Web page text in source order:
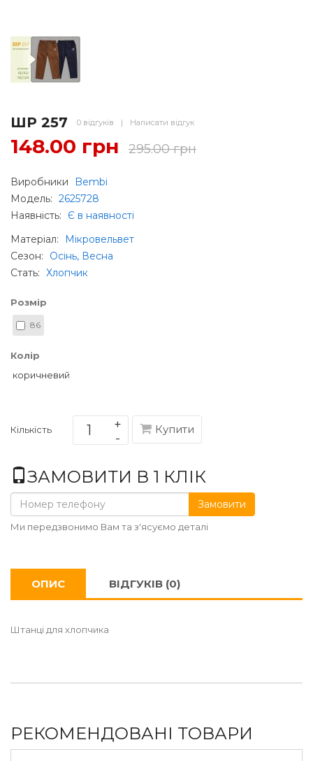
ШР 257 0 відгуків | Написати відгук
148.00 грн 295.00 грн
Виробники
Bembi
Модель: 2625728
Наявність:
Є в наявності
Матеріал:
Мікровельвет
Сезон:
Осінь, Весна
Стать: Хлопчик
Розмір
86
Колір
коричневий
Кількість Купити
ЗАМОВИТИ В 1 КЛІК
Замовити
Ми передзвонимо Вам та з'ясуємо деталі
ОПИС ВІДГУКІВ (0)
Штанці для хлопчика
РЕКОМЕНДОВАНІ ТОВАРИ